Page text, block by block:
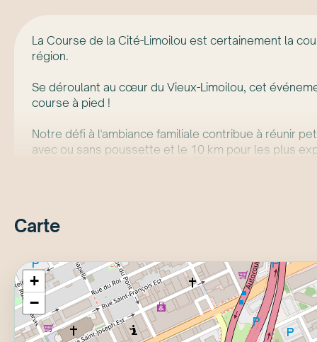
La Course de la Cité-Limoilou est certainement la
région.
Se déroulant au cœur du Vieux-Limoilou, cet
course à pied !
Notre défi à l'ambiance familiale contribue à réunir
avec ou sans poussette et le 10 km pour les plus
Carte
+
−